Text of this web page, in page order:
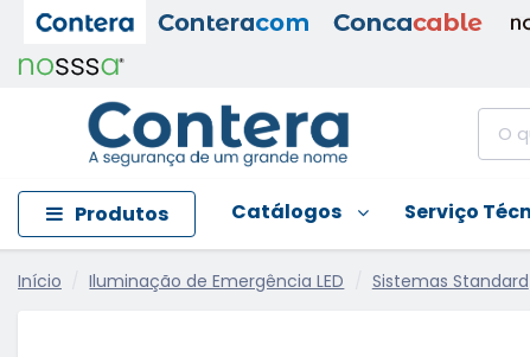
Produtos Catálogos Serviço
Início Iluminação de Emergência LED Sistemas Standard